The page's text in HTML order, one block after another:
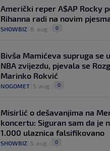
Američki reper A$AP Rocky
Rihanna radi na novim
SHOWBIZ 6. aug. 0
Bivša Mamićeva supruga se
NBA zvijezdu, pjevala se
Marinko Rokvić
NOGOMET 5. aug. 0
Misirlić o dešavanjima na
koncertu: Siguran sam da je
1.000 ulaznica falsifikovano
SHOWBIZ 5. aug. 0